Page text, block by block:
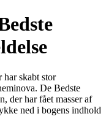
skabt stor
De Bedste
der har fået masser af
ned i bogens indhold